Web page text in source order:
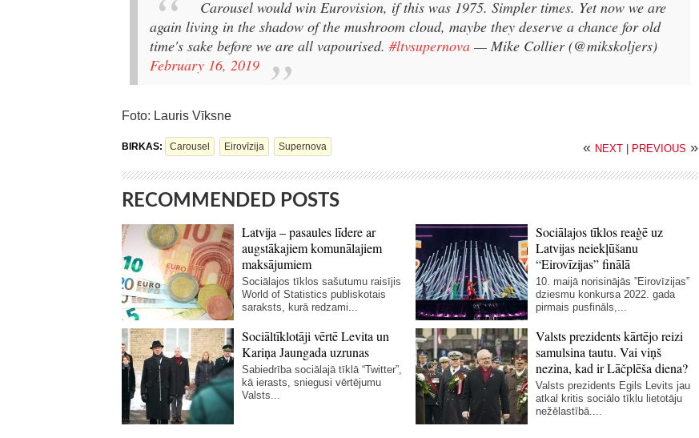
Carousel would win Eurovision, if this was 1975. Simpler times. Yet now we are
again living in the shadow of the mushroom cloud, maybe they deserve a chance for old
time's sake before we are all vapourised. #ltvsupernova — Mike Collier (@mikskoljers)
February 16, 2019
Foto: Lauris Vīksne
BIRKAS: Carousel Eirovīzija Supernova « NEXT PREVIOUS »
RECOMMENDED POSTS
Latvija – pasaules līdere ar
augstākajiem komunālajiem
maksājumiem
Sociālajos tīklos sašutumu raisījis
World of Statistics publiskotais
saraksts, kurā redzami...
Sociālajos tīklos reaģē uz
Latvijas neiekļūšanu
“Eirovīzijas” finālā
10. maijā norisinājās ”Eirovīzijas”
dziesmu konkursa 2022. gada
pirmais pusfināls,...
Sociāltīklotāji vērtē Levita un
Kariņa Jaungada uzrunas
Sabiedrība sociālajā tīklā “Twitter”,
kā ierasts, sniegusi vērtējumu
Valsts...
Valsts prezidents kārtējo reizi
samulsina tautu. Vai viņš
nezina, kad ir Lāčplēša diena?
Valsts prezidents Egils Levits jau
atkal kritis sociālo tīklu lietotāju
nežēlastībā....